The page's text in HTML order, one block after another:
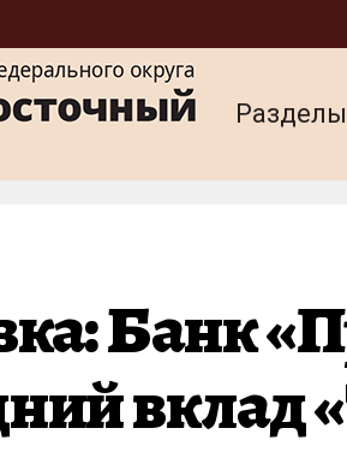
Разделы
Банк
вклад